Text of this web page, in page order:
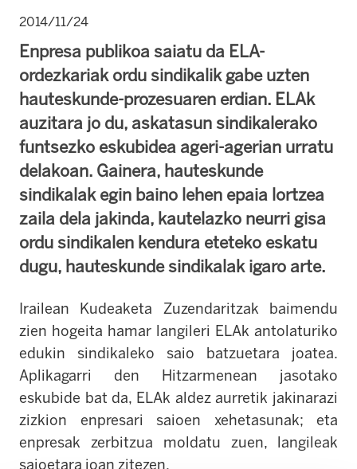
2014/11/24
Enpresa publikoa saiatu da ELA-
ordezkariak ordu sindikalik gabe uzten
hauteskunde-prozesuaren erdian. ELAk
auzitara jo du, askatasun sindikalerako
funtsezko eskubidea ageri-agerian urratu
delakoan. Gainera, hauteskunde
sindikalak egin baino lehen epaia lortzea
zaila dela jakinda, kautelazko neurri gisa
ordu sindikalen kendura eteteko eskatu
dugu, hauteskunde sindikalak igaro arte.
Irailean Kudeaketa Zuzendaritzak baimendu
zien hogeita hamar langileri ELAk antolaturiko
edukin sindikaleko saio batzuetara joatea.
Aplikagarri den Hitzarmenean jasotako
eskubide bat da, ELAk aldez aurretik jakinarazi
zizkion enpresari saioen xehetasunak; eta
enpresak zerbitzua moldatu zuen, langileak
saioetara joan zitezen.